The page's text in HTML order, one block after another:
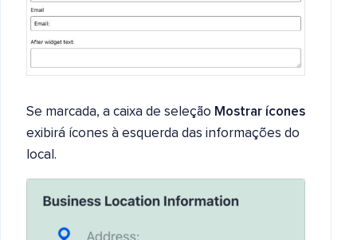
Se marcada, a caixa de seleção Mostrar ícones
exibirá ícones à esquerda das informações do
local.